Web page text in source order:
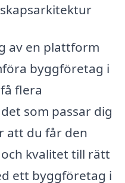
av en plattform
byggföretag i
flera
som passar dig
att du får den
kvalitet till rätt
ett byggföretag i